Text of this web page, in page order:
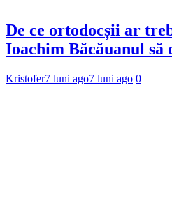
De ce ortodocșii ar
Ioachim Băcăuanul să
Kristofer7 luni ago7 luni ago 0